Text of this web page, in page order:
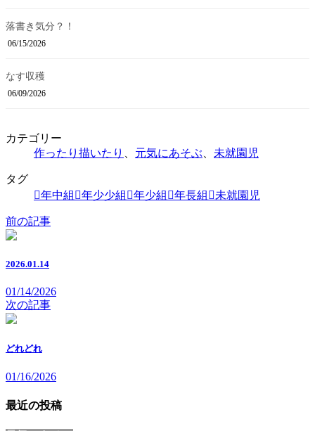
落書き気分？！
06/15/2026
なす収穫
06/09/2026
カテゴリー
作ったり描いたり
元気にあそぶ 未就園児
タグ
年中組
年少少組 年少組 年長組 未就園児
前の記事
2026.01.14
01/14/2026
次の記事
どれどれ
01/16/2026
最近の投稿